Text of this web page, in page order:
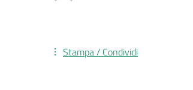
Stampa / Condividi